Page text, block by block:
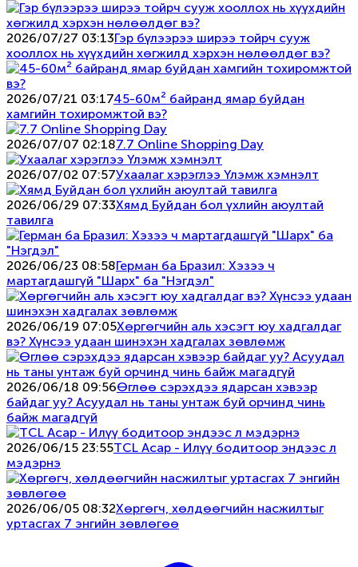
2026/07/27 03:13Гэр бүлээрээ ширээ тойрч сууж
хооллох нь хүүхдийн хөгжилд хэрхэн нөлөөлдөг вэ?
2026/07/21 03:1745-60м² байранд ямар буйдан
хамгийн тохиромжтой вэ?
2026/07/07 02:187.7 Online Shopping Day
2026/07/02 07:57Ухаалаг хэрэглээ Үлэмж хэмнэлт
2026/06/29 07:33Хямд Буйдан бол үхлийн аюултай
тавилга
2026/06/23 08:58Герман ба Бразил: Хэзээ ч
мартагдашгүй "Шарх" ба "Нэгдэл"
2026/06/19 07:05Хөргөгчийн аль хэсэгт юу хадгалдаг
вэ? Хүнсээ удаан шинэхэн хадгалах зөвлөмж
2026/06/18 09:56Өглөө сэрэхдээ ядарсан хэвээр
байдаг уу? Асуудал нь таны унтаж буй орчинд чинь
байж магадгүй
2026/06/15 23:55TCL Асар - Илүү бодитоор эндээс л
мэдэрнэ
2026/06/05 08:32Хөргөгч, хөлдөөгчийн насжилтыг
уртасгах 7 энгийн зөвлөгөө